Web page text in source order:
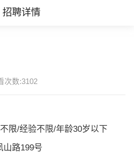
招聘详情
次数:3102
限/经验不限/年龄30岁以下
山路199号